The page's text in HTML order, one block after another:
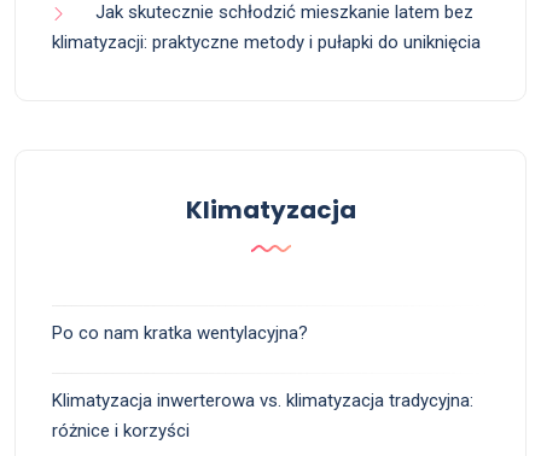
Jak skutecznie schłodzić mieszkanie latem bez
klimatyzacji: praktyczne metody i pułapki do uniknięcia
Klimatyzacja
Po co nam kratka wentylacyjna?
Klimatyzacja inwerterowa vs. klimatyzacja tradycyjna:
różnice i korzyści